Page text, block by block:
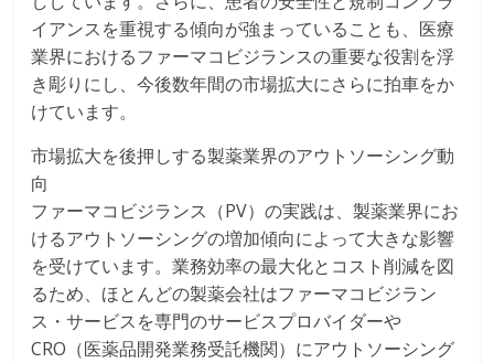
イアンスを重視する傾向が強まっていることも、医療
業界におけるファーマコビジランスの重要な役割を浮
き彫りにし、今後数年間の市場拡大にさらに拍車をか
けています。
市場拡大を後押しする製薬業界のアウトソーシング動
向
ファーマコビジランス（PV）の実践は、製薬業界にお
けるアウトソーシングの増加傾向によって大きな影響
を受けています。業務効率の最大化とコスト削減を図
るため、ほとんどの製薬会社はファーマコビジラン
ス・サービスを専門のサービスプロバイダーや
CRO（医薬品開発業務受託機関）にアウトソーシング